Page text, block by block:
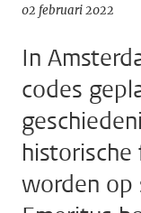
02 februari 2022
In
codes
worden op